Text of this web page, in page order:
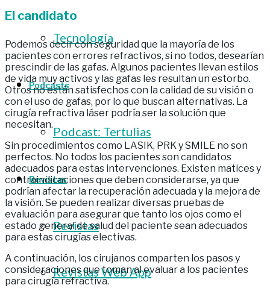
Tecnología
Podcasts
Podcast: Tertulias
Revistas
Revistas
Revistas Web App
El candidato
Podemos decir con seguridad que la mayoría de los
pacientes con errores refractivos, si no todos, desearían
prescindir de las gafas. Algunos pacientes llevan estilos
de vida muy activos y las gafas les resultan un estorbo.
Otros no están satisfechos con la calidad de su visión o
con el uso de gafas, por lo que buscan alternativas. La
cirugía refractiva láser podría ser la solución que
necesitan.
Sin procedimientos como LASIK, PRK y SMILE no son
perfectos. No todos los pacientes son candidatos
adecuados para estas intervenciones. Existen matices y
contraindicaciones que deben considerarse, ya que
podrían afectar la recuperación adecuada y la mejora de
la visión. Se pueden realizar diversas pruebas de
evaluación para asegurar que tanto los ojos como el
estado general de salud del paciente sean adecuados
para estas cirugías electivas.
A continuación, los cirujanos comparten los pasos y
consideraciones que toman al evaluar a los pacientes
para cirugía refractiva.